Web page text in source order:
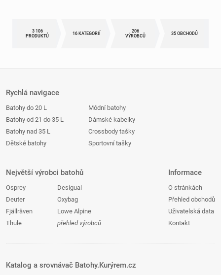
3 106
PRODUKTŮ
16 KATEGORIÍ
206
VÝROBCŮ
35 OBCHODŮ
Rychlá navigace
Batohy do 20 L
Batohy od 21 do 35 L
Batohy nad 35 L
Dětské batohy
Módní batohy
Dámské kabelky
Crossbody tašky
Sportovní tašky
Největší výrobci batohů
Osprey
Deuter
Fjällräven
Thule
Desigual
Oxybag
Lowe Alpine
přehled výrobců
Informace
O stránkách
Přehled obchodů
Uživatelská data
Kontakt
Katalog a srovnávač Batohy.Kurýrem.cz